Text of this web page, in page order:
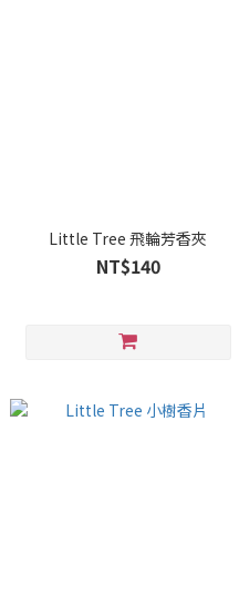
Little Tree 飛輪芳香夾
NT$140